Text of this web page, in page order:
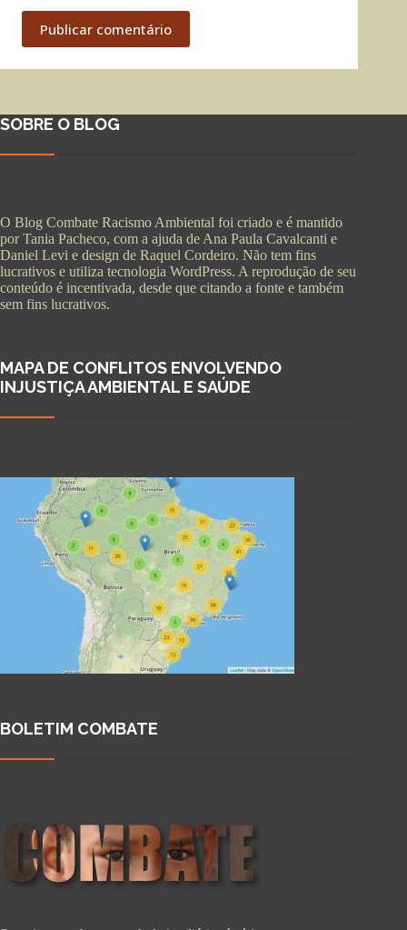
Publicar comentário
SOBRE O BLOG
O Blog Combate Racismo Ambiental foi criado e é mantido
por Tania Pacheco, com a ajuda de Ana Paula Cavalcanti e
Daniel Levi e design de Raquel Cordeiro. Não tem fins
lucrativos e utiliza tecnologia WordPress. A reprodução de seu
conteúdo é incentivada, desde que citando a fonte e também
sem fins lucrativos.
MAPA DE CONFLITOS ENVOLVENDO
INJUSTIÇA AMBIENTAL E SAÚDE
BOLETIM COMBATE